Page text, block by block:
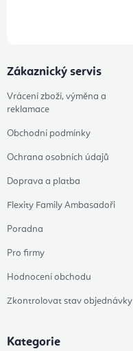
Zákaznický servis
Vrácení zboží, výměna a
reklamace
Obchodní podmínky
Ochrana osobních údajů
Doprava a platba
Flexity Family Ambasadoři
Poradna
Pro firmy
Hodnocení obchodu
Zkontrolovat stav objednávky
Kategorie